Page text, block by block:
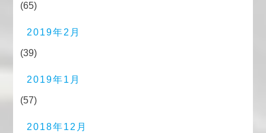
(65)
2019年2月
(39)
2019年1月
(57)
2018年12月